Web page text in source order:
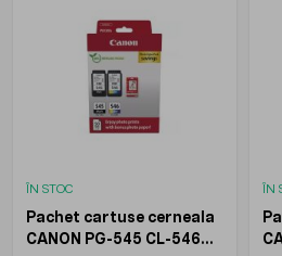
ÎN STOC
Pachet cartuse cerneala
CANON PG-545 CL-546
ÎN